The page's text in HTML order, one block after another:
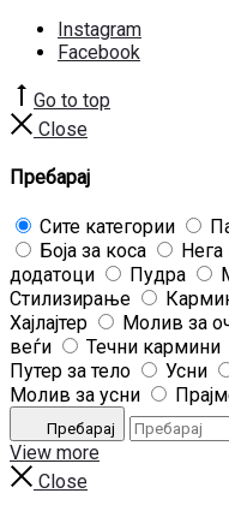
Instagram
Facebook
Go to top
Close
Пребарај
Сите категории
Боја за коса
Нега
додатоци
Пудра
Стилизирање
Хајлајтер
Молив за
веѓи
Течни кармини
Путер за тело
Усни
Молив за усни
Пребарај
View more
Close